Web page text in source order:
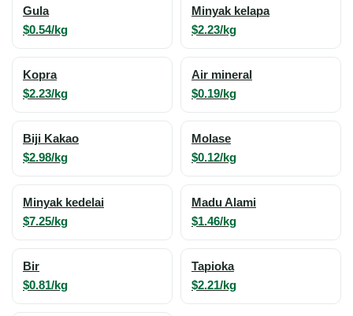
Gula
$0.54/kg
Minyak kelapa
$2.23/kg
Kopra
$2.23/kg
Air mineral
$0.19/kg
Biji Kakao
$2.98/kg
Molase
$0.12/kg
Minyak kedelai
$7.25/kg
Madu Alami
$1.46/kg
Bir
$0.81/kg
Tapioka
$2.21/kg